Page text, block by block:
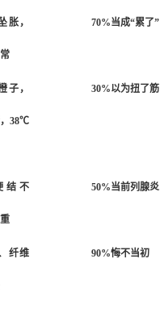
胀， 70%当成“累了”
子，
，38℃
30%以为扭了筋
结不 50%当前列腺炎
纤维 90%悔不当初